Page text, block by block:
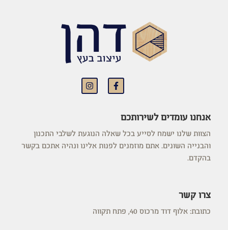
אנחנו עומדים לשירותכם
הצוות שלנו ישמח לסייע בכל שאלה הנוגעת לשלבי התכנון
והבנייה השונים. אתם מוזמנים לפנות אלינו ונהיה אתכם בקשר
בהקדם.
צרו קשר
כתובת: אלוף דוד מרכוס 40, פתח תקווה